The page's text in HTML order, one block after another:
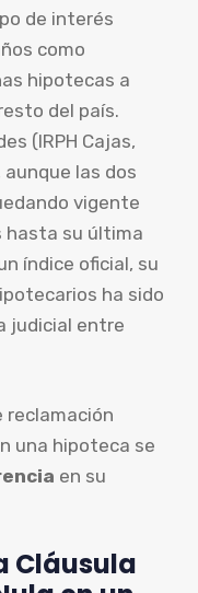
de interés
como
hipotecas a
del país.
(IRPH Cajas,
aunque las dos
vigente
hasta su última
índice oficial, su
ha sido
judicial entre
reclamación
una hipoteca se
en su
Cláusula